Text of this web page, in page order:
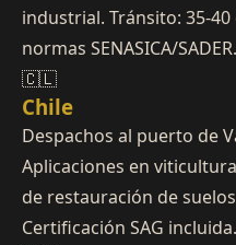
industrial. Tránsito: 35-
normas SENASICA/SADER.
🇨🇱
Chile
Despachos al puerto de
Aplicaciones en
de restauración de
Certificación SAG incluida.